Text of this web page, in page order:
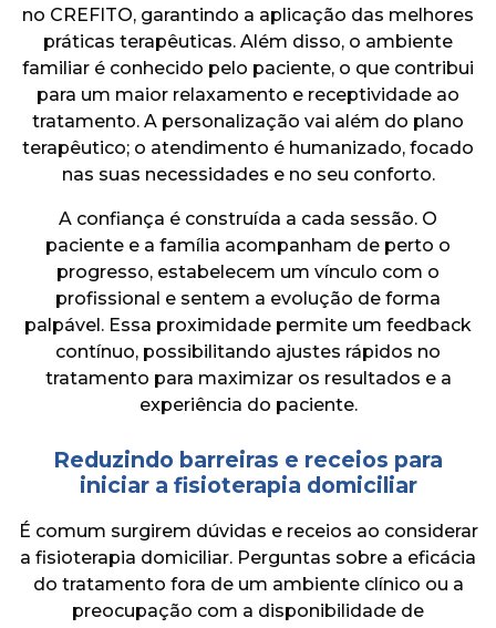
no CREFITO, garantindo a aplicação das melhores
práticas terapêuticas. Além disso, o ambiente
familiar é conhecido pelo paciente, o que contribui
para um maior relaxamento e receptividade ao
tratamento. A personalização vai além do plano
terapêutico; o atendimento é humanizado, focado
nas suas necessidades e no seu conforto.
A confiança é construída a cada sessão. O
paciente e a família acompanham de perto o
progresso, estabelecem um vínculo com o
profissional e sentem a evolução de forma
palpável. Essa proximidade permite um feedback
contínuo, possibilitando ajustes rápidos no
tratamento para maximizar os resultados e a
experiência do paciente.
Reduzindo barreiras e receios para
iniciar a fisioterapia domiciliar
É comum surgirem dúvidas e receios ao considerar
a fisioterapia domiciliar. Perguntas sobre a eficácia
do tratamento fora de um ambiente clínico ou a
preocupação com a disponibilidade de